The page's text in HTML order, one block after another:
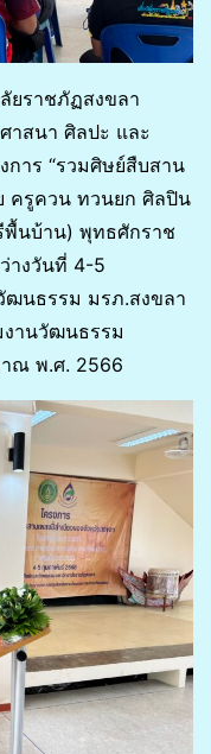
ยราชภัฏสงขลา
าสนา ศิลปะ และ
าร “รวมศิษย์สืบสาน
ครูควน ทวนยก ศิลปิน
พื้นบ้าน) พุทธศักราช
างวันที่ 4-5
นธรรม มรภ.สงขลา
งานวัฒนธรรม
ณ พ.ศ. 2566